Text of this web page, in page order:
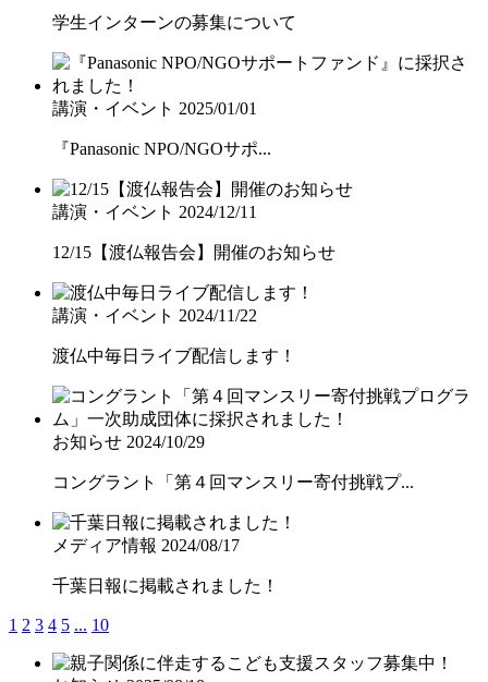
学生インターンの募集について
講演・イベント 2025/01/01
『Panasonic NPO/NGOサポ...
講演・イベント 2024/12/11
12/15【渡仏報告会】開催のお知らせ
講演・イベント 2024/11/22
渡仏中毎日ライブ配信します！
お知らせ 2024/10/29
コングラント「第４回マンスリー寄付挑戦プ...
メディア情報 2024/08/17
千葉日報に掲載されました！
1 2 3 4 5 ... 10